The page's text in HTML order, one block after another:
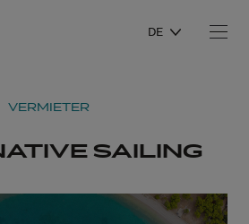
DE
VERMIETER
SAILING